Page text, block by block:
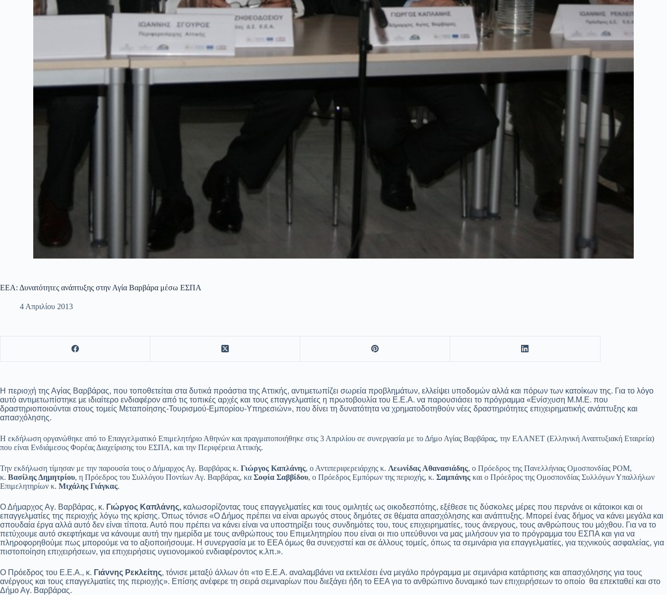
ΕΕΑ: Δυνατότητες ανάπτυξης στην Αγία Βαρβάρα μέσω ΕΣΠΑ
4 Απριλίου 2013
Η περιοχή της Αγίας Βαρβάρας, που τοποθετείται στα δυτικά προάστια της Αττικής, αντιμετωπίζει σωρεία προβλημάτων, ελλείψει υποδομών αλλά και πόρων των κατοίκων της. Για το λόγο
αυτό αντιμετωπίστηκε με ιδιαίτερο ενδιαφέρον από τις τοπικές αρχές και τους επαγγελματίες η πρωτοβουλία του Ε.Ε.Α. να παρουσιάσει το πρόγραμμα «Ενίσχυση Μ.Μ.Ε. που
δραστηριοποιούνται στους τομείς Μεταποίησης-Τουρισμού-Εμπορίου-Υπηρεσιών», που δίνει τη δυνατότητα να χρηματοδοτηθούν νέες δραστηριότητες επιχειρηματικής ανάπτυξης και
απασχόλησης.
Η εκδήλωση οργανώθηκε από το Επαγγελματικό Επιμελητήριο Αθηνών και πραγματοποιήθηκε στις 3 Απριλίου σε συνεργασία με το Δήμο Αγίας Βαρβάρας, την ΕΛΑΝΕΤ (Ελληνική Αναπτυξιακή Εταιρεία)
που είναι Ενδιάμεσος Φορέας Διαχείρισης του ΕΣΠΑ, και την Περιφέρεια Αττικής.
Την εκδήλωση τίμησαν με την παρουσία τους ο Δήμαρχος Αγ. Βαρβάρας κ. Γιώργος Καπλάνης, ο Αντιπεριφερειάρχης κ. Λεωνίδας Αθανασιάδης, ο Πρόεδρος της Πανελλήνιας Ομοσπονδίας ΡΟΜ,
κ. Βασίλης Δημητρίου, η Πρόεδρος του Συλλόγου Ποντίων Αγ. Βαρβάρας, κα Σοφία Σαββίδου, ο Πρόεδρος Εμπόρων της περιοχής, κ. Σαμπάνης και ο Πρόεδρος της Ομοσπονδίας Συλλόγων Υπαλλήλων
Επιμελητηρίων κ. Μιχάλης Γιάγκας.
Ο Δήμαρχος Αγ. Βαρβάρας, κ. Γιώργος Καπλάνης, καλωσορίζοντας τους επαγγελματίες και τους ομιλητές ως οικοδεσπότης, εξέθεσε τις δύσκολες μέρες που περνάνε οι κάτοικοι και οι
επαγγελματίες της περιοχής λόγω της κρίσης. Όπως τόνισε «Ο Δήμος πρέπει να είναι αρωγός στους δημότες σε θέματα απασχόλησης και ανάπτυξης. Μπορεί ένας δήμος να κάνει μεγάλα και
σπουδαία έργα αλλά αυτό δεν είναι τίποτα. Αυτό που πρέπει να κάνει είναι να υποστηρίξει τους συνδημότες του, τους επιχειρηματίες, τους άνεργους, τους ανθρώπους του μόχθου. Για να το
πετύχουμε αυτό σκεφτήκαμε να κάνουμε αυτή την ημερίδα με τους ανθρώπους του Επιμελητηρίου που είναι οι πιο υπεύθυνοι να μας μιλήσουν για το πρόγραμμα του ΕΣΠΑ και για να
πληροφορηθούμε πως μπορούμε να το αξιοποιήσουμε. Η συνεργασία με το ΕΕΑ όμως θα συνεχιστεί και σε άλλους τομείς, όπως τα σεμινάρια για επαγγελματίες, για τεχνικούς ασφαλείας, για
πιστοποίηση επιχειρήσεων, για επιχειρήσεις υγειονομικού ενδιαφέροντος κ.λπ.».
Ο Πρόεδρος του Ε.Ε.Α., κ. Γιάννης Ρεκλείτης, τόνισε μεταξύ άλλων ότι «το Ε.Ε.Α. αναλαμβάνει να εκτελέσει ένα μεγάλο πρόγραμμα με σεμινάρια κατάρτισης και απασχόλησης για τους
ανέργους και τους επαγγελματίες της περιοχής». Επίσης ανέφερε τη σειρά σεμιναρίων που διεξάγει ήδη το ΕΕΑ για το ανθρώπινο δυναμικό των επιχειρήσεων το οποίο θα επεκταθεί και στο
Δήμο Αγ. Βαρβάρας.